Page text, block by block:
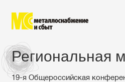
Региональная
19-я Общероссийская